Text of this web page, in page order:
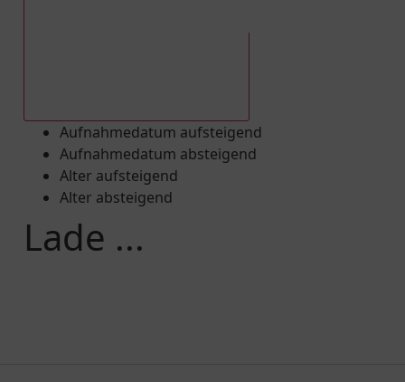
Aufnahmedatum aufsteigend
Aufnahmedatum absteigend
Alter aufsteigend
Alter absteigend
Lade ...